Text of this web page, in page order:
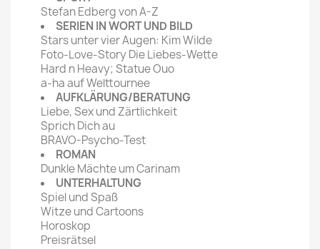
Stefan Edberg von A-Z
SERIEN IN WORT UND BILD
Stars unter vier Augen: Kim Wilde
Foto-Love-Story Die Liebes-Wette
Hard n Heavy; Statue Ouo
a-ha auf Welttournee
AUFKLÄRUNG/BERATUNG
Liebe, Sex und Zärtlichkeit
Sprich Dich au
BRAVO-Psycho-Test
ROMAN
Dunkle Mächte um Carinam
UNTERHALTUNG
Spiel und Spaß
Witze und Cartoons
Horoskop
Preisrätsel